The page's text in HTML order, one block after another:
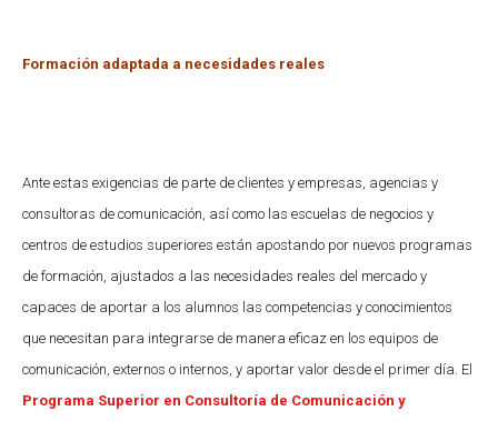
Formación adaptada a necesidades reales
Ante estas exigencias de parte de clientes y empresas, agencias y
consultoras de comunicación, así como las escuelas de negocios y
centros de estudios superiores están apostando por nuevos programas
de formación, ajustados a las necesidades reales del mercado y
capaces de aportar a los alumnos las competencias y conocimientos
que necesitan para integrarse de manera eficaz en los equipos de
comunicación, externos o internos, y aportar valor desde el primer día. El
Programa Superior en Consultoría de Comunicación y